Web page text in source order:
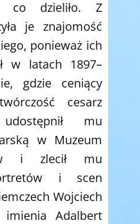
co dzieliło. Z
je znajomość
ponieważ ich
w latach 1897–
gdzie ceniący
cesarz
mu
w Muzeum
i zlecił mu
i scen
Wojciech
imienia Adalbert